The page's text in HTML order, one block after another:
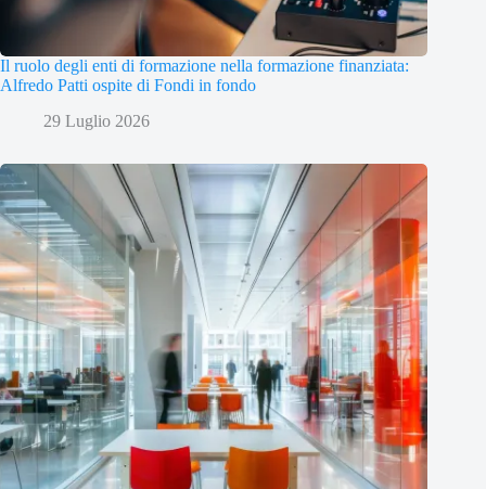
Il ruolo degli enti di formazione nella formazione finanziata:
Alfredo Patti ospite di Fondi in fondo
29 Luglio 2026